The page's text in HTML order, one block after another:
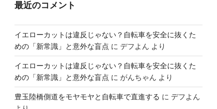
最近のコメント
イエローカットは違反じゃない？自転車を安全に抜くた
めの「新常識」と意外な盲点 に デフよん より
イエローカットは違反じゃない？自転車を安全に抜くた
めの「新常識」と意外な盲点 に がんちゃん より
豊玉陸橋側道をモヤモヤと自転車で直進する に デフよん